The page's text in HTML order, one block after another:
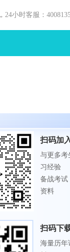
24小时客服：
扫码加
与更多考
习经验
备战考试
资料
扫码下
海量历年